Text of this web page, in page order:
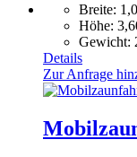
Breite:
Höhe:
Gewicht:
Details
Zur Anfrage